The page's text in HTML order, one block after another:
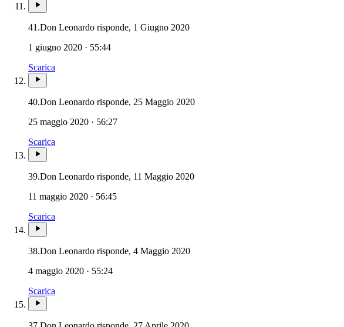
41.Don Leonardo risponde, 1 Giugno 2020
1 giugno 2020 · 55:44
Scarica
40.Don Leonardo risponde, 25 Maggio 2020
25 maggio 2020 · 56:27
Scarica
39.Don Leonardo risponde, 11 Maggio 2020
11 maggio 2020 · 56:45
Scarica
38.Don Leonardo risponde, 4 Maggio 2020
4 maggio 2020 · 55:24
Scarica